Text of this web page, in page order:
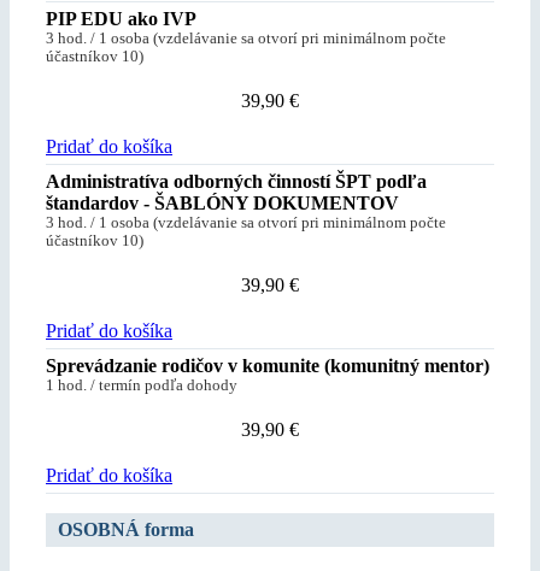
PIP EDU ako IVP
3 hod. / 1 osoba (vzdelávanie sa otvorí pri minimálnom počte
účastníkov 10)
39,90 €
Pridať do košíka
Administratíva odborných činností ŠPT podľa
štandardov - ŠABLÓNY DOKUMENTOV
3 hod. / 1 osoba (vzdelávanie sa otvorí pri minimálnom počte
účastníkov 10)
39,90 €
Pridať do košíka
Sprevádzanie rodičov v komunite (komunitný mentor)
1 hod. / termín podľa dohody
39,90 €
Pridať do košíka
OSOBNÁ forma